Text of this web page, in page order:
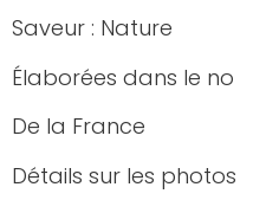
Saveur : Nature
Élaborées dans le no
De la France
Détails sur les photos